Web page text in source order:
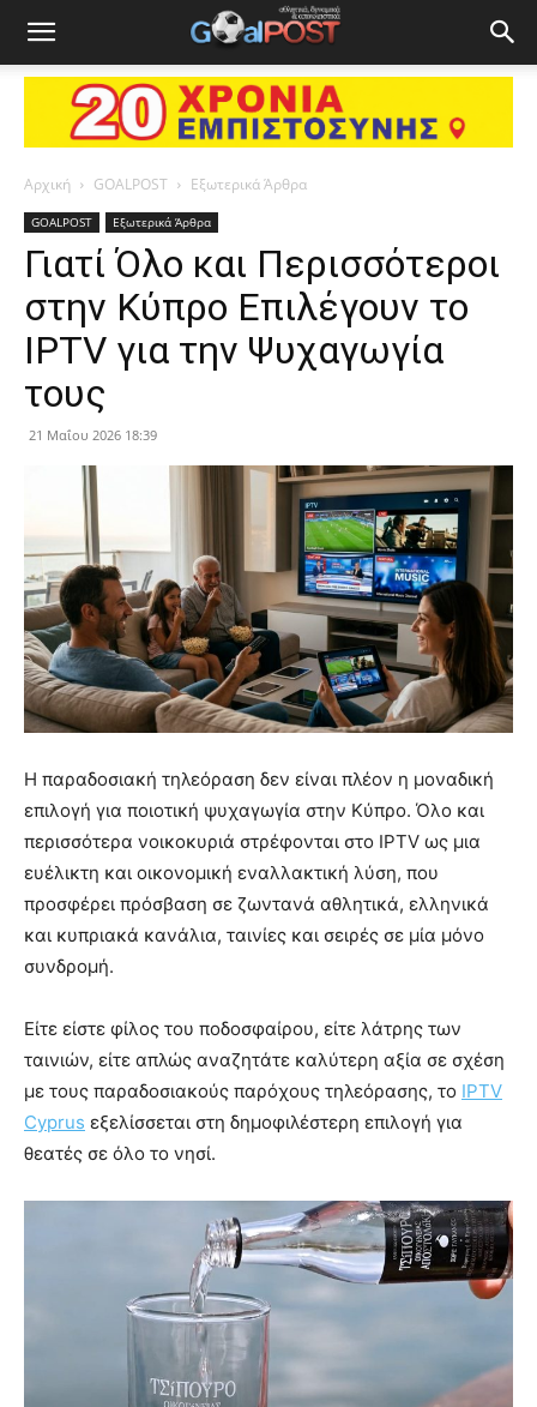
Αρχική GOALPOST Εξωτερικά Άρθρα
GOALPOST Εξωτερικά Άρθρα
Γιατί Όλο και Περισσότεροι
στην Κύπρο Επιλέγουν το
IPTV για την Ψυχαγωγία
τους
21 Μαΐου 2026 18:39
Η παραδοσιακή τηλεόραση δεν είναι πλέον η μοναδική
επιλογή για ποιοτική ψυχαγωγία στην Κύπρο. Όλο και
περισσότερα νοικοκυριά στρέφονται στο IPTV ως μια
ευέλικτη και οικονομική εναλλακτική λύση, που
προσφέρει πρόσβαση σε ζωντανά αθλητικά, ελληνικά
και κυπριακά κανάλια, ταινίες και σειρές σε μία μόνο
συνδρομή.
Είτε είστε φίλος του ποδοσφαίρου, είτε λάτρης των
ταινιών, είτε απλώς αναζητάτε καλύτερη αξία σε σχέση
με τους παραδοσιακούς παρόχους τηλεόρασης, το IPTV
Cyprus εξελίσσεται στη δημοφιλέστερη επιλογή για
θεατές σε όλο το νησί.